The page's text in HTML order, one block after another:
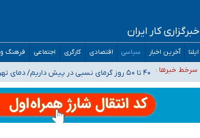
خبرگزاری کار ایران
ایلنا آخرین اخبار سیاسی اقتصادی کارگری اجتماعی فرهنگ
سرخط خبرها :
ضرورت آموزش حریم خصوصی در فضای آنلاین در مدارس/
مجرمان از ترس رسوایی
افزایش تعداد مراکز همسان‌گزینی به ۲۳۰ مرکز/ بررسی صلاحیت و نظارت‌ها به سازمان تبلیغات واگذار شده است
۴۰ تا ۵۰ روز گرمای نسبی در پیش داریم/ دمای تهران به ۳۸ درجه می‌رسد
موضع وزارت بهداشت درباره ظرفیت پزشکی کنکور ۱۴۰۵: خواستار اصلاح ظرفیت‌ها هستیم، اما هنوز پاسخ مشخصی نگرفته‌ایم
تعویق آزمون ورودی دکترای تخصصی فرماندهی صحنه عملیات